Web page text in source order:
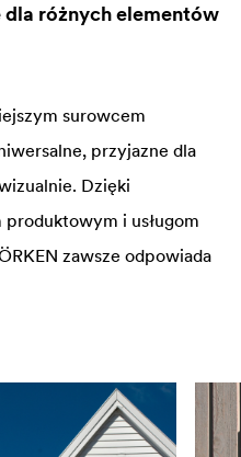
dla różnych elementów
surowcem
przyjazne dla
Dzięki
i usługom
zawsze odpowiada